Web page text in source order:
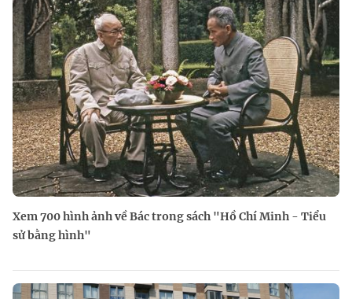
Xem 700 hình ảnh về Bác trong sách "Hồ Chí Minh - Tiểu
sử bằng hình"